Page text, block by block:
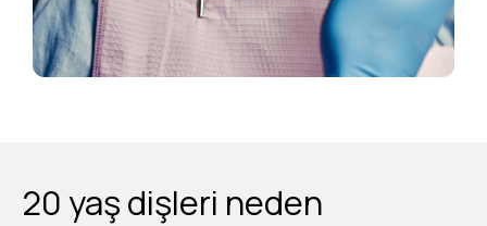
20 yaş dişleri neden